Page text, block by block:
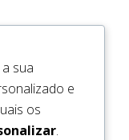
sua
e
os
.